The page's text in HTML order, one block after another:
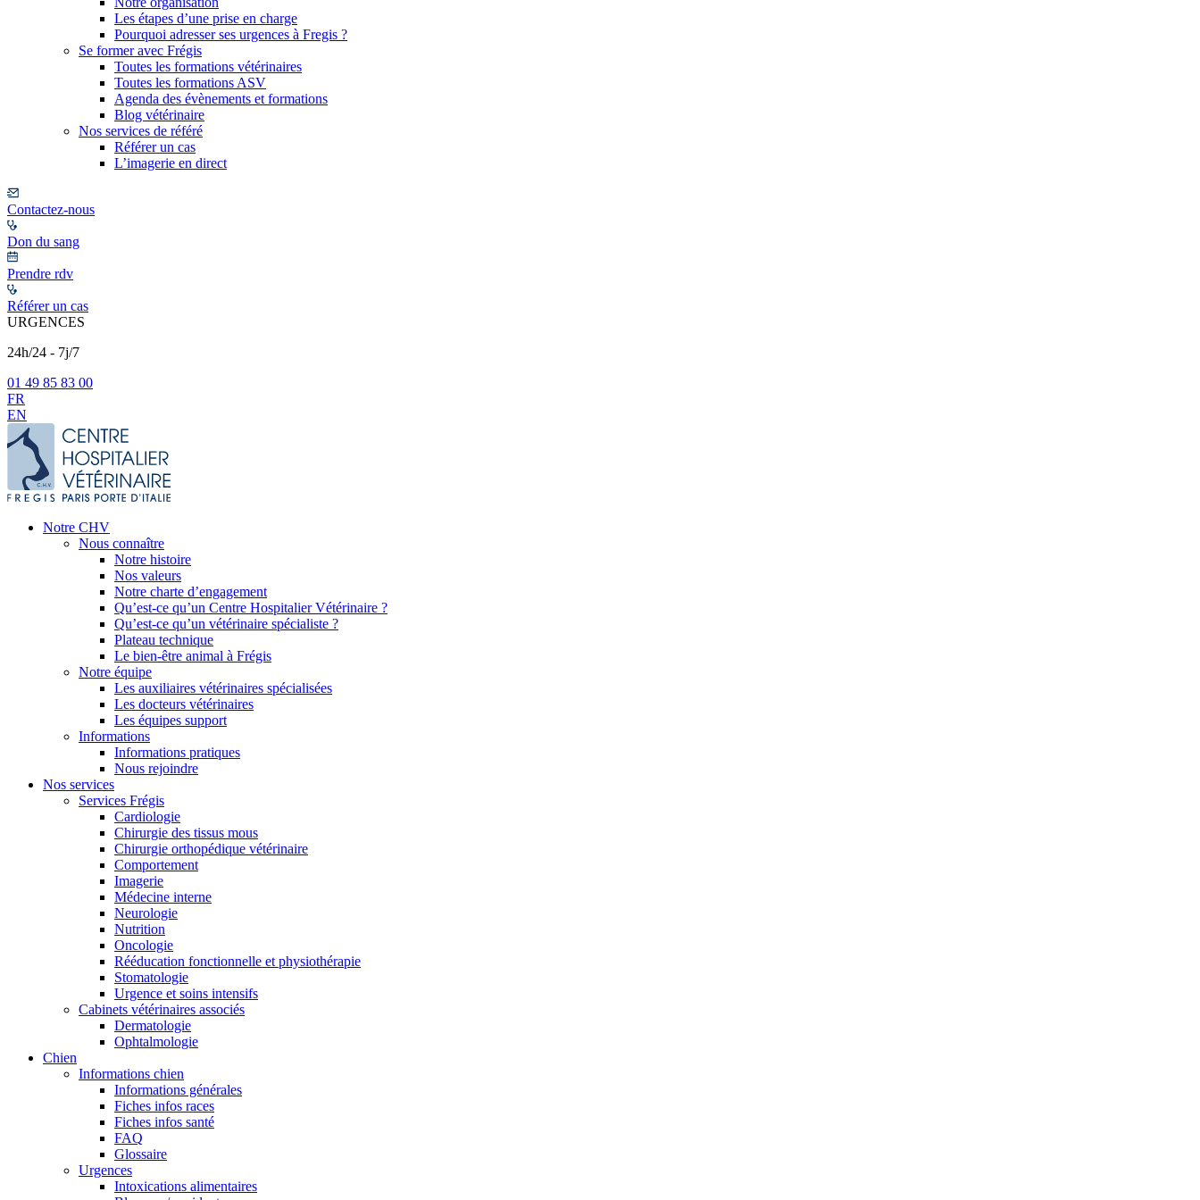
Les étapes d’une prise en charge
Pourquoi adresser ses urgences à Fregis ?
Se former avec Frégis
Toutes les formations vétérinaires
Toutes les formations ASV
Agenda des évènements et formations
Blog vétérinaire
Nos services de référé
Référer un cas
L’imagerie en direct
Contactez-nous
Don du sang
Prendre rdv
Référer un cas
URGENCES
24h/24 - 7j/7
01 49 85 83 00
FR
EN
Notre CHV
Nous connaître
Notre histoire
Nos valeurs
Notre charte d’engagement
Qu’est-ce qu’un Centre Hospitalier Vétérinaire ?
Qu’est-ce qu’un vétérinaire spécialiste ?
Plateau technique
Le bien-être animal à Frégis
Notre équipe
Les auxiliaires vétérinaires spécialisées
Les docteurs vétérinaires
Les équipes support
Informations
Informations pratiques
Nous rejoindre
Nos services
Services Frégis
Cardiologie
Chirurgie des tissus mous
Chirurgie orthopédique vétérinaire
Comportement
Imagerie
Médecine interne
Neurologie
Nutrition
Oncologie
Rééducation fonctionnelle et physiothérapie
Stomatologie
Urgence et soins intensifs
Cabinets vétérinaires associés
Dermatologie
Ophtalmologie
Chien
Informations chien
Informations générales
Fiches infos races
Fiches infos santé
FAQ
Glossaire
Urgences
Intoxications alimentaires